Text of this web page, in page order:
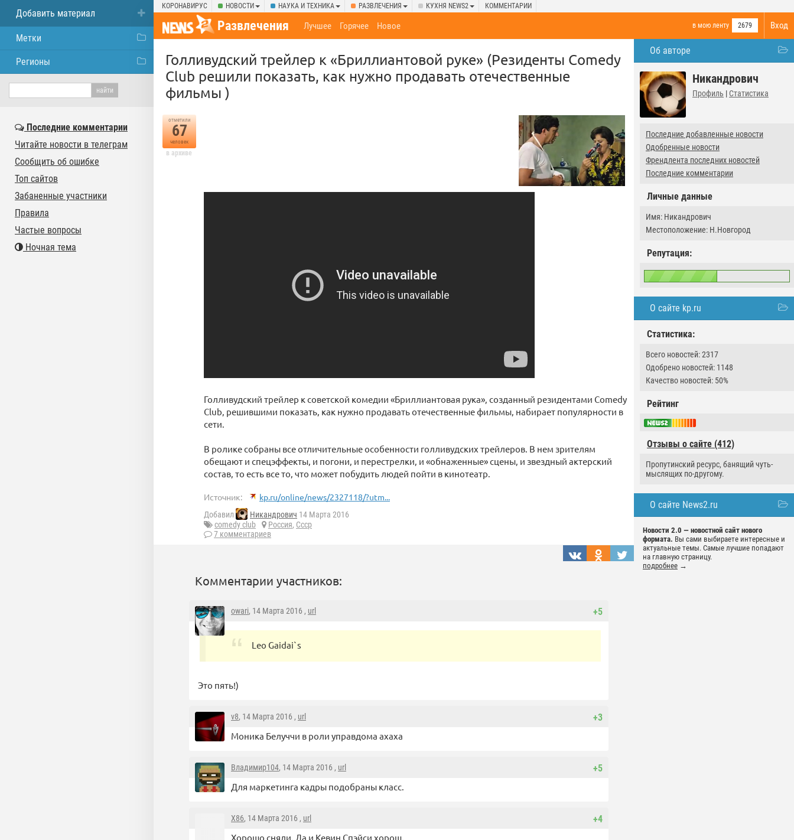
КОРОНАВИРУС НОВОСТИ НАУКА И ТЕХНИКА РАЗВЛЕЧЕНИЯ КУХНЯ NEWS2 КОММЕНТАРИИ
Вход
Развлечения в мою ленту 2679
Лучшее Горячее Новое
Об авторе
Никандрович
Профиль | Статистика
Последние добавленные новости
Одобренные новости
Френдлента последних новостей
Последние комментарии
Личные данные
Имя: Никандрович
Местоположение: Н.Новгород
Репутация:
О сайте kp.ru
Статистика:
Всего новостей: 2317
Одобрено новостей: 1148
Качество новостей: 50%
Рейтинг
Отзывы о сайте (412)
Пропутинский ресурс, банящий чуть-
мыслящих по-другому.
О сайте News2.ru
Новости 2.0 — новостной сайт нового
формата. Вы сами выбираете интересные и
актуальные темы. Самые лучшие попадают
на главную страницу.
подробнее →
Голливудский трейлер к «Бриллиантовой руке» (Резиденты Comedy
Club решили показать, как нужно продавать отечественные
фильмы )
отметили
67
человек
в архиве
Голливудский трейлер к советской комедии «Бриллиантовая рука», созданный резидентами Comedy
Club, решившими показать, как нужно продавать отечественные фильмы, набирает популярности в
сети.
В ролике собраны все отличительные особенности голливудских трейлеров. В нем зрителям
обещают и спецэффекты, и погони, и перестрелки, и «обнаженные» сцены, и звездный актерский
состав, то есть все то, что может побудить людей пойти в кинотеатр.
Источник: kp.ru/online/news/2327118/?utm...
Добавил Никандрович 14 Марта 2016
comedy club
Россия, Ссср
7 комментариев
Комментарии участников:
+5
owari, 14 Марта 2016 , url
Leo Gaidai`s
Это пять!)
+3
v8, 14 Марта 2016 , url
Моника Белуччи в роли управдома ахаха
+5
Владимир104, 14 Марта 2016 , url
Для маркетинга кадры подобраны класс.
+4
X86, 14 Марта 2016 , url
Хорошо сняли. Да и Кевин Спэйси хорош.
Добавить материал
Метки
Регионы
Последние комментарии
Читайте новости в телеграм
Сообщить об ошибке
Топ сайтов
Забаненные участники
Правила
Частые вопросы
Ночная тема